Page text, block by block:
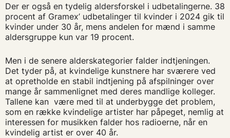
Der er også en tydelig aldersforskel i udbetalingerne. 38
procent af Gramex’ udbetalinger til kvinder i 2024 gik til
kvinder under 30 år, mens andelen for mænd i samme
aldersgruppe kun var 19 procent.
Men i de senere alderskategorier falder indtjeningen.
Det tyder på, at kvindelige kunstnere har sværere ved
at opretholde en stabil indtjening på afspilninger over
mange år sammenlignet med deres mandlige kolleger.
Tallene kan være med til at underbygge det problem,
som en række kvindelige artister har påpeget, nemlig at
interessen for musikken falder hos radioerne, når en
kvindelig artist er over 40 år.